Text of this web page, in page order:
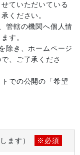
ていただいている
ください。
管轄の機関へ個人情
す。
除き、ホームページ
、ご了承くださ
での公開の「希望
ます） ※必須